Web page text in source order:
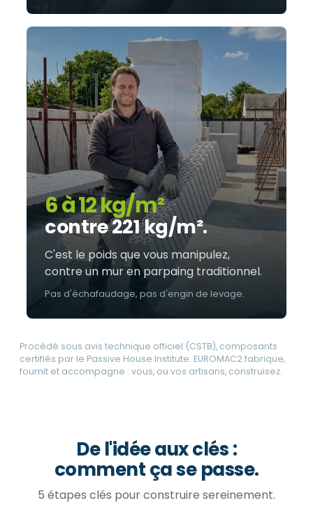
6 à 12 kg/m²
contre 221 kg/m².
C'est le poids que vous manipulez,
contre un mur en parpaing traditionnel.
Pas d'échafaudage, pas d'engin de levage.
Procédé sous avis technique officiel (CSTB), composants
certifiés par le Passive House Institute. EUROMAC2 fabrique,
fournit et accompagne : vous, ou vos artisans, construisez.
De l'idée aux clés :
comment ça se passe.
5 étapes clés pour construire sereinement.